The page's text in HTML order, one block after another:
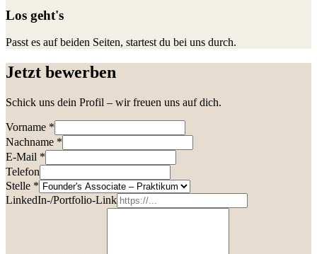
Los geht's
Passt es auf beiden Seiten, startest du bei uns durch.
Jetzt bewerben
Schick uns dein Profil – wir freuen uns auf dich.
Vorname *
Nachname *
E-Mail *
Telefon
Stelle *
LinkedIn-/Portfolio-Link